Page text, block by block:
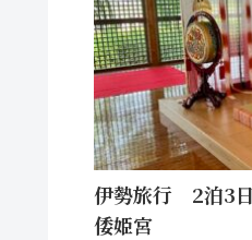
伊勢旅行 2泊3日
倭姫宮